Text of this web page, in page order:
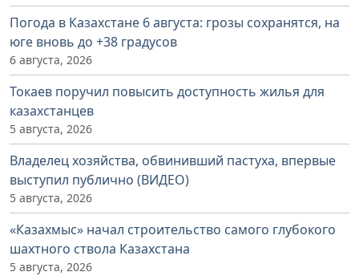
Погода в Казахстане 6 августа: грозы сохранятся, на
юге вновь до +38 градусов
6 августа, 2026
Токаев поручил повысить доступность жилья для
казахстанцев
5 августа, 2026
Владелец хозяйства, обвинивший пастуха, впервые
выступил публично (ВИДЕО)
5 августа, 2026
«Казахмыс» начал строительство самого глубокого
шахтного ствола Казахстана
5 августа, 2026